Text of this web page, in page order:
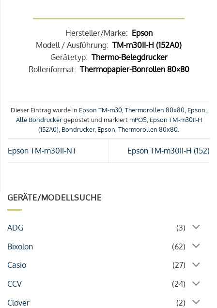
GERÄTE/MODELLSUCHE
ADG
(3)
Bixolon
(62)
Casio
(27)
CCV
(24)
Clover
(2)
Hersteller/Marke: Epson
Modell / Ausführung: TM-m30II-H (152A0)
Gerätetyp: Thermo-Belegdrucker
Rollenformat: Thermopapier-Bonrollen 80×80
Dieser Eintrag wurde in Epson TM-m30,Thermorollen 80x80, Epson,
Alle Bondruckergepostet und markiertmPOS, Epson TM-m30II-H
(152A0), Bondrucker, Epson,Thermorollen 80x80.
Epson TM-m30II-NT Epson TM-m30II-H (152)